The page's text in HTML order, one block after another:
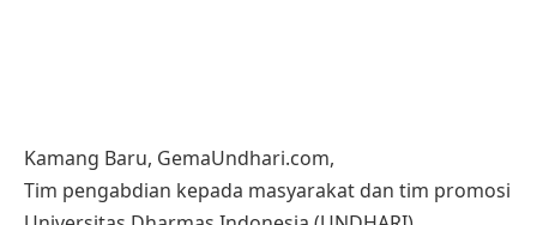
Kamang Baru, GemaUndhari.com,
Tim pengabdian kepada masyarakat dan tim promosi